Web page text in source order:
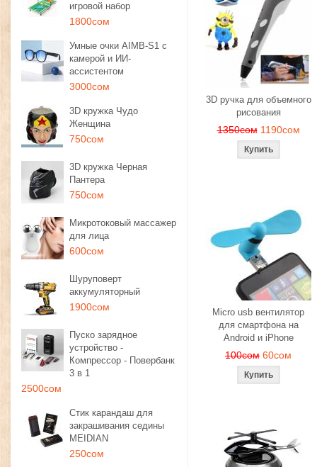
игровой набор
1800сом
Умные очки AIMB-S1 с
камерой и ИИ-
ассистентом
3000сом
3D кружка Чудо
Женщина
750сом
3D кружка Черная
Пантера
750сом
Микротоковый массажер
для лица
600сом
Шуруповерт
аккумуляторный
1900сом
Пуско зарядное
устройство -
Компрессор - Повербанк
3 в 1
2500сом
Стик карандаш для
закрашивания седины
MEIDIAN
250сом
3D ручка для объемного
рисования
1350сом 1190сом
Micro usb вентилятор
для смартфона на
Android и iPhone
100сом 60сом